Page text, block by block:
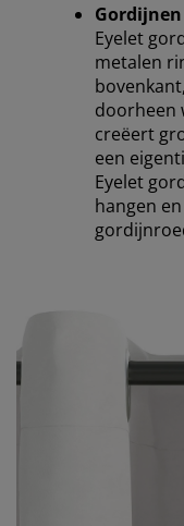
Eyelet
metalen
doorheen
creëert
een
Eyelet
hangen